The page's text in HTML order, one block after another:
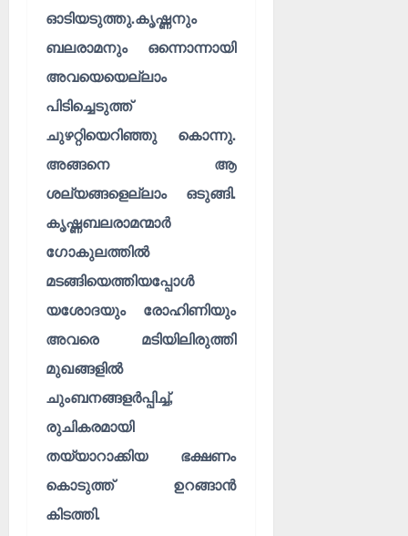
ഓടിയടുത്തു.കൃഷ്ണനും
ബലരാമനും ഒന്നൊന്നായി
അവയെയെല്ലാം
പിടിച്ചെടുത്ത്
ചുഴറ്റിയെറിഞ്ഞു കൊന്നു.
അങ്ങനെ ആ
ശല്യങ്ങളെല്ലാം ഒടുങ്ങി.
കൃഷ്ണബലരാമന്മാർ
ഗോകുലത്തിൽ
മടങ്ങിയെത്തിയപ്പോൾ
യശോദയും രോഹിണിയും
അവരെ മടിയിലിരുത്തി
മുഖങ്ങളിൽ
ചുംബനങ്ങളർപ്പിച്ച്,
രുചികരമായി
തയ്യാറാക്കിയ ഭക്ഷണം
കൊടുത്ത് ഉറങ്ങാൻ
കിടത്തി.